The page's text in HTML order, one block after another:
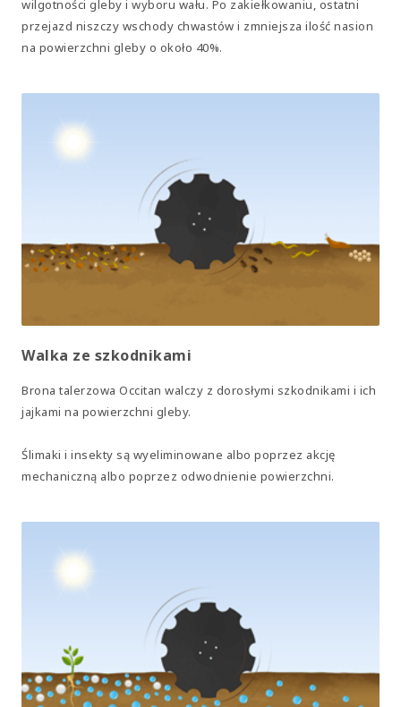
wilgotności gleby i wyboru wału. Po zakiełkowaniu, ostatni
przejazd niszczy wschody chwastów i zmniejsza ilość nasion
na powierzchni gleby o około 40%.
Walka ze szkodnikami
Brona talerzowa Occitan walczy z dorosłymi szkodnikami i ich
jajkami na powierzchni gleby.
Ślimaki i insekty są wyeliminowane albo poprzez akcję
mechaniczną albo poprzez odwodnienie powierzchni.